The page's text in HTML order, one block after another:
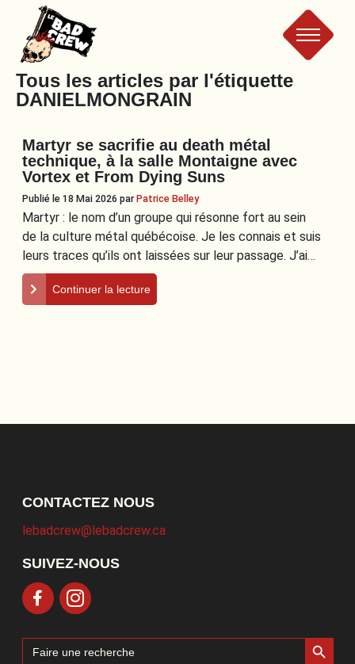
Le
Bad
Crew
Tous les articles par l'étiquette
DANIELMONGRAIN
Martyr se sacrifie au death métal
technique, à la salle Montaigne avec
Vortex et From Dying Suns
Publié le 18 Mai 2026 parPatrice Belley
Martyr : le nom d’un groupe qui résonne fort au sein
de la culture métal québécoise. Je les connais et suis
leurs traces qu’ils ont laissées sur leur passage. J’ai…
Continuer la lecture
CONTACTEZ NOUS
lebadcrew@lebadcrew.ca
SUIVEZ-NOUS
Search
for:
Search Button